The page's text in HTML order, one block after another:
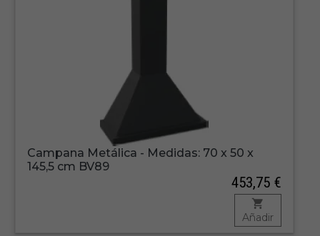
Campana Metálica - Medidas: 70 x 50 x
145,5 cm BV89
453,75 €
Añadir